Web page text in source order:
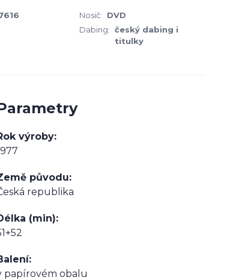
Nosič:
DVD
Dabing: český dabing i
titulky
výroby
původu
republika
(min)
papírovém obalu